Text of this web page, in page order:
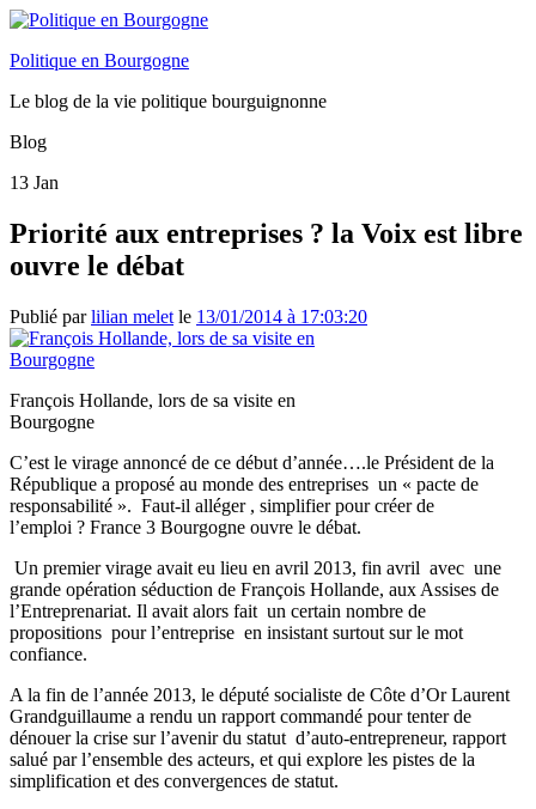
Politique en Bourgogne
Le blog de la vie politique bourguignonne
Blog
13 Jan
Priorité aux entreprises ? la Voix est libre
ouvre le débat
Publié parlilian melet le 13/01/2014 à 17:03:20
François Hollande, lors de sa visite en
Bourgogne
C’est le virage annoncé de ce début d’année….le Président de la
République a proposé au monde des entreprises un « pacte de
responsabilité ». Faut-il alléger , simplifier pour créer de
l’emploi ? France 3 Bourgogne ouvre le débat.
Un premier virage avait eu lieu en avril 2013, fin avril avec une
grande opération séduction de François Hollande, aux Assises de
l’Entreprenariat. Il avait alors fait un certain nombre de
propositions pour l’entreprise en insistant surtout sur le mot
confiance.
A la fin de l’année 2013, le député socialiste de Côte d’Or Laurent
Grandguillaume a rendu un rapport commandé pour tenter de
dénouer la crise sur l’avenir du statut d’auto-entrepreneur, rapport
salué par l’ensemble des acteurs, et qui explore les pistes de la
simplification et des convergences de statut.